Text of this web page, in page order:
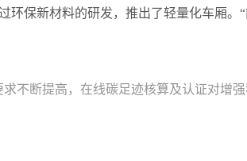
环保新材料的研发，推出了轻量化车厢
不断提高，在线碳足迹核算及认证对增